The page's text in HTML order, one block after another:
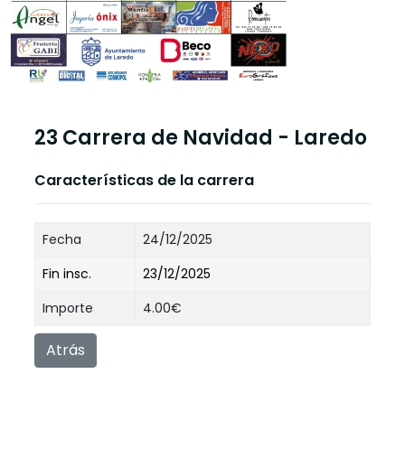
23 Carrera de Navidad - Laredo
Características de la carrera
Fecha
24/12/2025
Fin insc.
23/12/2025
Importe
4.00€
Atrás